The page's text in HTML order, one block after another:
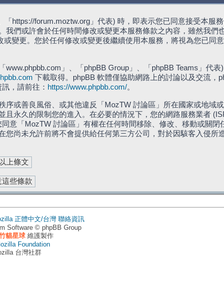
https://forum.moztw.org」代表) 時，即表示您已同意接受本服
們或許會於任何時間修改或變更本服務條款之內容，雖然我們
變更。您於任何修改或變更後繼續使用本服務，將視為您已同
」、「phpBB Group」、「phpBB Teams」代表
下載取得。phpBB 軟體僅協助網路上的討論以及交流，
，請前往： https://www.phpbb.com/。
或善良風俗、或其他違反「MozTW 討論區」所在國家或地域
永久的限制您的進入。在必要的情況下，您的網路服務業者
意「MozTW 討論區」有權在任何時間移除、修改、移動或關閉
尚未允許前將不會提供給任何第三方公司，對於因駭客入侵所
正體中文/台灣 聯絡資訊
Software © phpBB Group
貓星球維護製作
Foundation
台灣社群